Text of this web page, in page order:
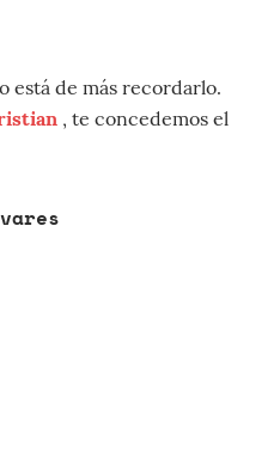
está de más recordarlo.
, te concedemos el